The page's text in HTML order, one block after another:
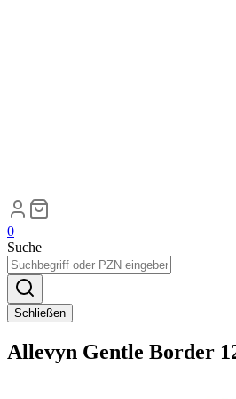
0
Suche
Schließen
Allevyn Gentle Border